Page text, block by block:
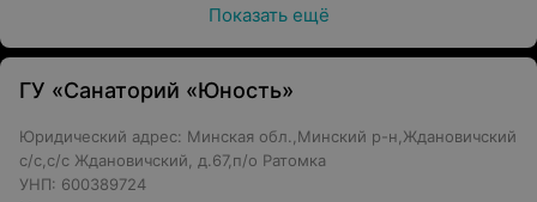
Показать ещё
ГУ «Санаторий «Юность»
Юридический адрес: Минская обл.,Минский р-н,Ждановичский
с/с,с/с Ждановичский, д.67,п/о Ратомка
УНП: 600389724